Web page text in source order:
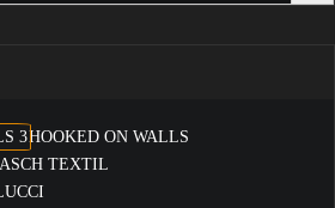
HOOKED ON WALLS
TEXTIL